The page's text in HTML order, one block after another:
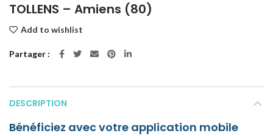
TOLLENS – Amiens (80)
Add to wishlist
Partager
DESCRIPTION
Bénéficiez avec votre application mobile